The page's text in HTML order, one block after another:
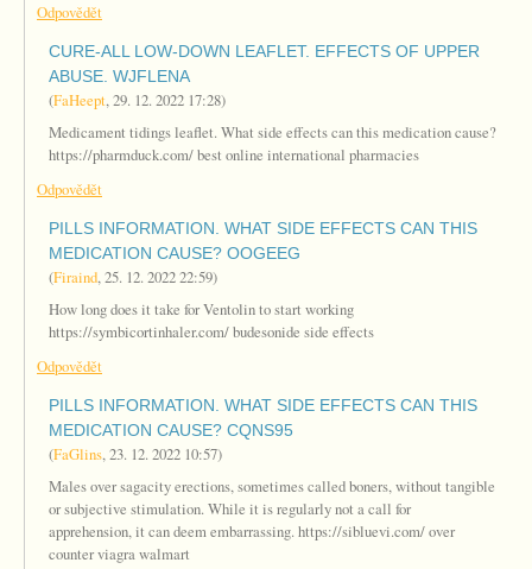
Odpovědět
CURE-ALL LOW-DOWN LEAFLET. EFFECTS OF UPPER
ABUSE. WJFLENA
(FaHeept,29. 12. 2022 17:28)
Medicament tidings leaflet. What side effects can this medication cause?
https://pharmduck.com/ best online international pharmacies
Odpovědět
PILLS INFORMATION. WHAT SIDE EFFECTS CAN THIS
MEDICATION CAUSE? OOGEEG
(Firaind,25. 12. 202222:59)
How long does it take for Ventolin to start working
https://symbicortinhaler.com/ budesonide side effects
Odpovědět
PILLS INFORMATION. WHAT SIDE EFFECTS CAN THIS
MEDICATION CAUSE? CQNS95
(FaGlins,23. 12. 2022 10:57)
Males over sagacity erections, sometimes called boners, without tangible
or subjective stimulation. While it is regularly not a call for
apprehension, it can deem embarrassing. https://sibluevi.com/ over
counter viagra walmart